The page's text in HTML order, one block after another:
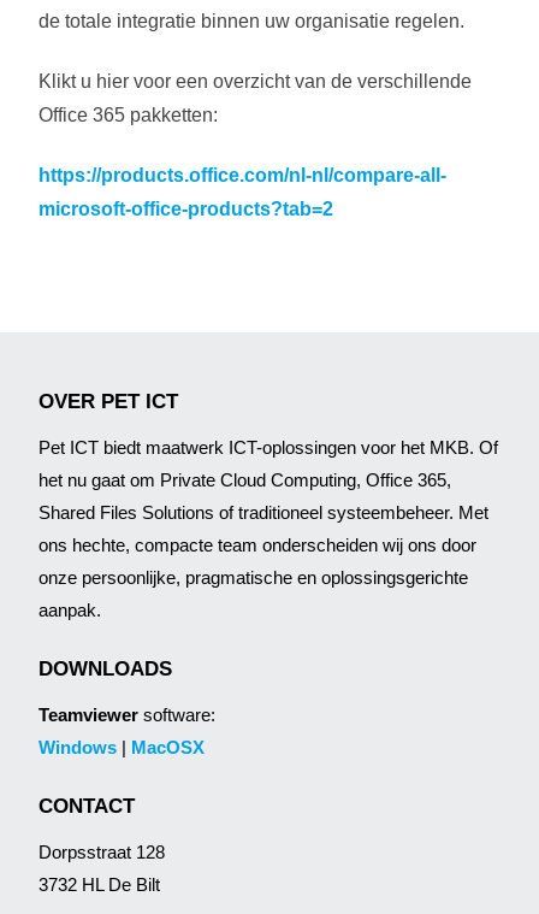
de totale integratie binnen uw organisatie regelen.
Klikt u hier voor een overzicht van de verschillende
Office 365 pakketten:
https://products.office.com/nl-nl/compare-all-
microsoft-office-products?tab=2
OVER PET ICT
Pet ICT biedt maatwerk ICT-oplossingen voor het MKB. Of
het nu gaat om Private Cloud Computing, Office 365,
Shared Files Solutions of traditioneel systeembeheer. Met
ons hechte, compacte team onderscheiden wij ons door
onze persoonlijke, pragmatische en oplossingsgerichte
aanpak.
DOWNLOADS
Teamviewer software:
Windows
MacOSX
CONTACT
Dorpsstraat 128
3732 HL De Bilt